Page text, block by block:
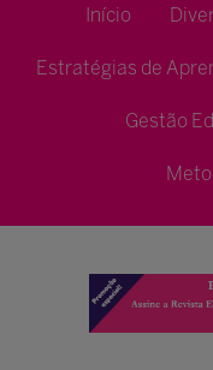
Início
Estratégias de
Gestão